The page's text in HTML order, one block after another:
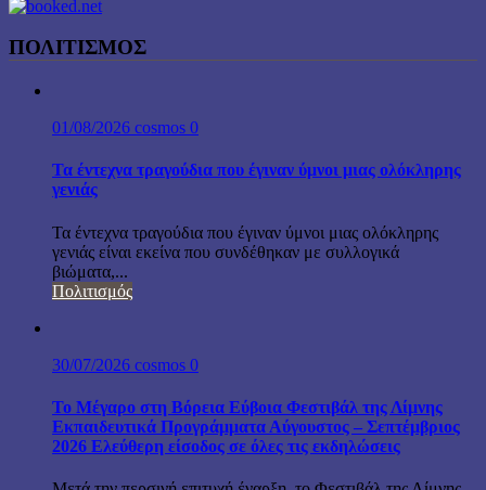
ΠΟΛΙΤΙΣΜΟΣ
01/08/2026 cosmos 0
Τα έντεχνα τραγούδια που έγιναν ύμνοι μιας ολόκληρης
γενιάς
Τα έντεχνα τραγούδια που έγιναν ύμνοι μιας ολόκληρης
γενιάς είναι εκείνα που συνδέθηκαν με συλλογικά
βιώματα,...
Πολιτισμός
30/07/2026 cosmos 0
Το Μέγαρο στη Βόρεια Εύβοια Φεστιβάλ της Λίμνης
Εκπαιδευτικά Προγράμματα Αύγουστος – Σεπτέμβριος
2026 Ελεύθερη είσοδος σε όλες τις εκδηλώσεις